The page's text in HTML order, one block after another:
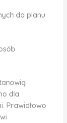
do planu
dla
Prawidłowo